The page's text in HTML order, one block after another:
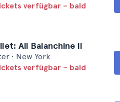
verfügbar – bald
All Balanchine II
• New York
verfügbar – bald